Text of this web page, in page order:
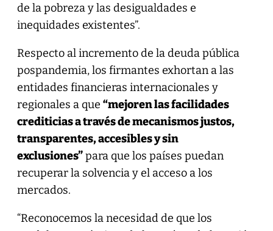
de la pobreza y las desigualdades e
inequidades existentes”.
Respecto al incremento de la deuda pública
pospandemia, los firmantes exhortan a las
entidades financieras internacionales y
regionales a que “mejoren las facilidades
crediticias a través de mecanismos justos,
transparentes, accesibles y sin
exclusiones”para que los países puedan
recuperar la solvencia y el acceso a los
mercados.
“Reconocemos la necesidad de que los